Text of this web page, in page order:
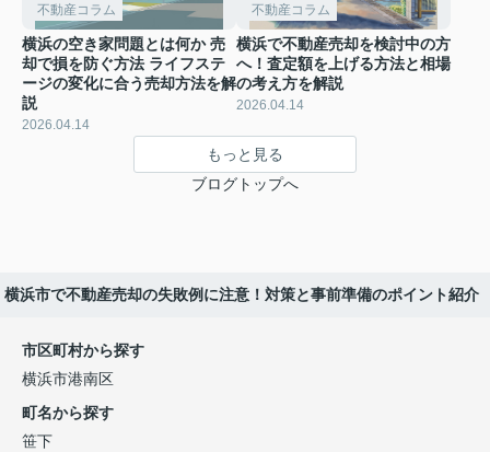
不動産コラム
横浜の空き家問題とは何か 売
却で損を防ぐ方法 ライフステ
ージの変化に合う売却方法を解
説
2026.04.14
不動産コラム
横浜で不動産売却を検討中の方
へ！査定額を上げる方法と相場
の考え方を解説
2026.04.14
もっと見る
ブログトップへ
横浜市で不動産売却の失敗例に注意！対策と事前準備のポイント紹介
市区町村から探す
横浜市港南区
町名から探す
笹下